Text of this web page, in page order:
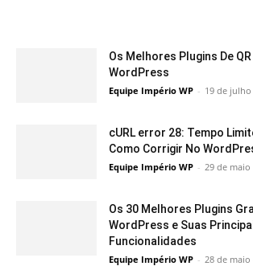
Os Melhores Plugins De
WordPress
Equipe Império WP - 19 de julho
cURL error 28: Tempo
Como Corrigir No
Equipe Império WP - 29 de maio
Os 30 Melhores Plugins
WordPress e Suas
Funcionalidades
Equipe Império WP - 28 de maio